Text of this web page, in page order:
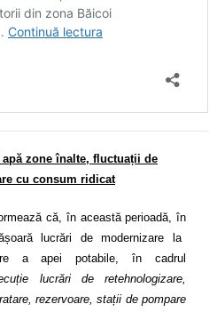
zone înalte, fluctuații de
cu consum ridicat
că, în această perioadă, în
lucrări de modernizare la
a apei potabile, în cadrul
lucrări de retehnologizare,
rezervoare, stații de pompare